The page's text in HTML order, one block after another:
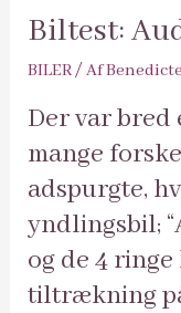
Biltest:
BILER/ Af
Der var bred
mange
adspurgte,
yndlingsbil;
og de 4
tiltrækning